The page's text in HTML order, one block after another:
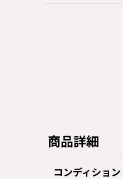
商品詳細
コンディション